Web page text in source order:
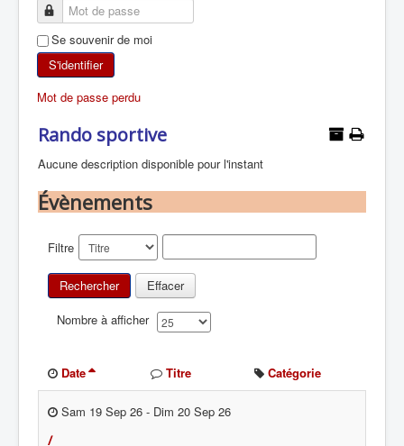
ALPINISME
SKI DE RANDONNÉE
RANDONNÉE PÉDESTRE
Se souvenir de moi
S'identifier
Mot de passe perdu
Rando sportive
Aucune description disponible pour l'instant
Évènements
Filtre
Rechercher
Effacer
Nombre à afficher
Date Titre Catégorie
Sam 19 Sep 26 - Dim 20 Sep 26
/